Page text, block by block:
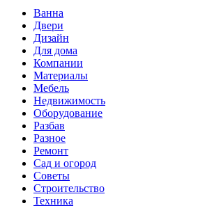
Ванна
Двери
Дизайн
Для дома
Компании
Материалы
Мебель
Недвижимость
Оборудование
Разбав
Разное
Ремонт
Сад и огород
Советы
Строительство
Техника